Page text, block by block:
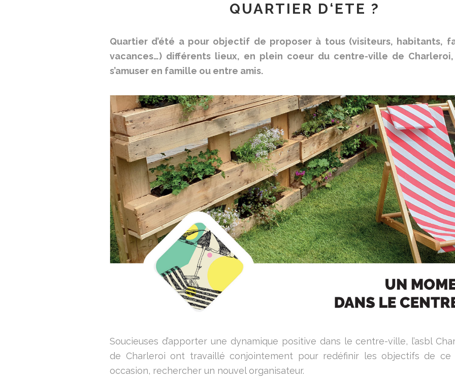
QUARTIER D‘ETE ?
Quartier d’été a pour objectif de proposer à tous (visiteurs, habitants,
vacances…) différents lieux, en plein coeur du centre-ville de
s’amuser en famille ou entre amis.
Soucieuses d’apporter une dynamique positive dans le centre-ville, l’asbl
de Charleroi ont travaillé conjointement pour redéfinir les objectifs de
occasion, rechercher un nouvel organisateur.